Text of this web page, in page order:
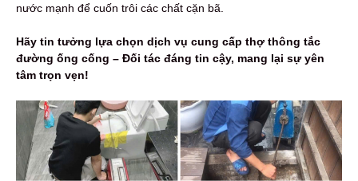
nước mạnh để cuốn trôi các chất cặn bã.
Hãy tin tưởng lựa chọn dịch vụ cung cấp thợ thông tắc
đường ống cống – Đối tác đáng tin cậy, mang lại sự yên
tâm trọn vẹn!